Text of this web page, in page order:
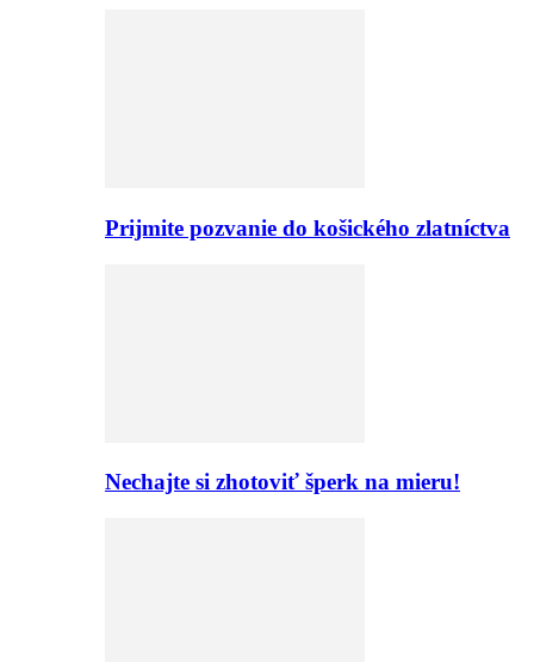
Prijmite pozvanie do košického zlatníctva
Nechajte si zhotoviť šperk na mieru!